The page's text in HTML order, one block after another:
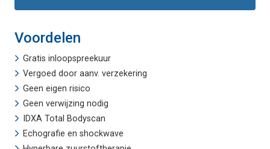
Voordelen
Gratis inloopspreekuur
Vergoed door aanv. verzekering
Geen eigen risico
Geen verwijzing nodig
IDXA Total Bodyscan
Echografie enshockwave